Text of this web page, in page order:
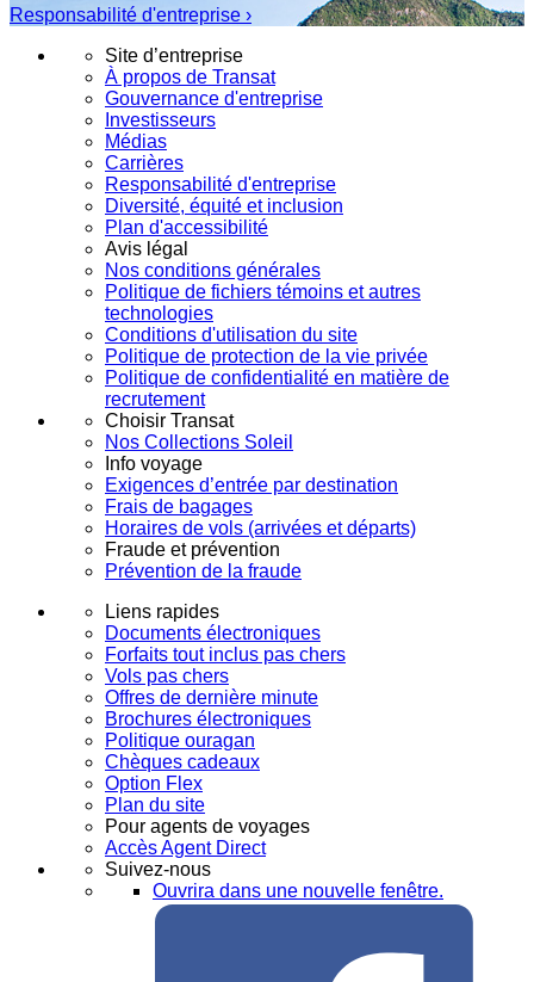
Responsabilité d'entreprise ›
Site d’entreprise
À propos de Transat
Gouvernance d'entreprise
Investisseurs
Médias
Carrières
Responsabilité d'entreprise
Diversité, équité et inclusion
Plan d'accessibilité
Avis légal
Nos conditions générales
Politique de fichiers témoins et autres
technologies
Conditions d'utilisation du site
Politique de protection de la vie privée
Politique de confidentialité en matière de
recrutement
Choisir Transat
Nos Collections Soleil
Info voyage
Exigences d’entrée par destination
Frais de bagages
Horaires de vols (arrivées et départs)
Fraude et prévention
Prévention de la fraude
Liens rapides
Documents électroniques
Forfaits tout inclus pas chers
Vols pas chers
Offres de dernière minute
Brochures électroniques
Politique ouragan
Chèques cadeaux
Option Flex
Plan du site
Pour agents de voyages
Accès Agent Direct
Suivez-nous
Ouvrira dans une nouvelle fenêtre.